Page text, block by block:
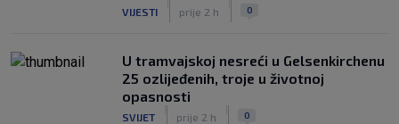
VIJESTI prije 2 h 0
U tramvajskoj nesreći u Gelsenkirchenu
25 ozlijeđenih, troje u životnoj
opasnosti
SVIJET prije 2 h 0